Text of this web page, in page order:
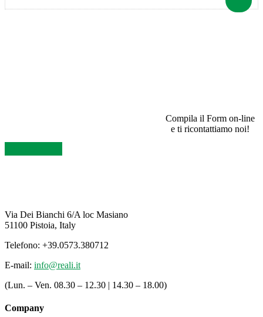
Compila il Form on-line
e ti ricontattiamo noi!
Via Dei Bianchi 6/A loc Masiano
51100 Pistoia, Italy
Telefono: +39.0573.380712
E-mail: info@reali.it
(Lun. – Ven. 08.30 – 12.30 | 14.30 – 18.00)
Company